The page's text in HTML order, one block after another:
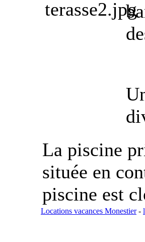
La piscine
située en
piscine est
Locations vacances Monestier-